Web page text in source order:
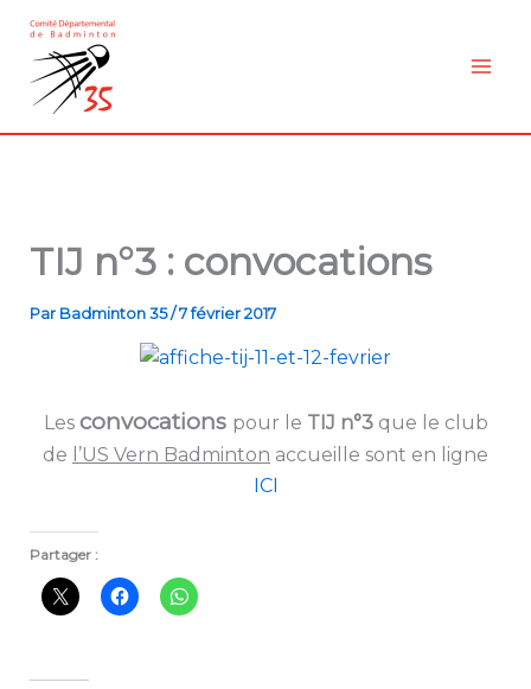
contenu
TIJ n°3 : convocations
Par Badminton 35/7 février 2017
Les convocations pour le TIJ n°3que le club
de l’US Vern Badminton accueille sont en ligne
ICI
Partager :